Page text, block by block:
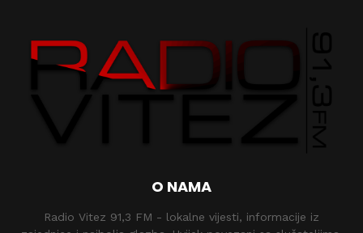
O NAMA
Radio Vitez 91,3 FM - lokalne vijesti, informacije iz